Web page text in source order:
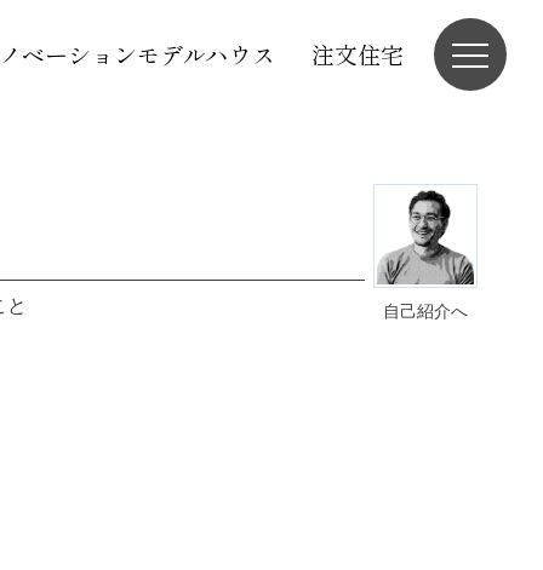
ベーションモデルハウス 注文住宅
自己紹介へ
と